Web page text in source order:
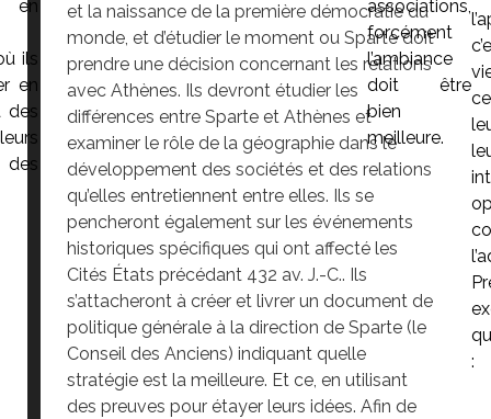
en
ils
en
des
des
associations,
forcément
l’ambiance
doit être
bien
meilleure.
:
et la naissance de la première démocratie du
monde, et d’étudier le moment ou Sparte doit
prendre une décision concernant les relations
avec Athènes. Ils devront étudier les
différences entre Sparte et Athènes et
examiner le rôle de la géographie dans le
développement des sociétés et des relations
qu’elles entretiennent entre elles. Ils se
pencheront également sur les événements
historiques spécifiques qui ont affecté les
Cités États précédant 432 av. J.-C.. Ils
s’attacheront à créer et livrer un document de
politique générale à la direction de Sparte (le
Conseil des Anciens) indiquant quelle
stratégie est la meilleure. Et ce, en utilisant
des preuves pour étayer leurs idées. Afin de